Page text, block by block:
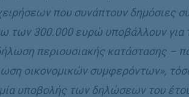
που συνάπτουν δημόσιες
των 300.000 ευρώ υποβάλλουν για
περιουσιακής κατάστασης –
οικονομικών συμφερόντων»,
υποβολής των δηλώσεων του